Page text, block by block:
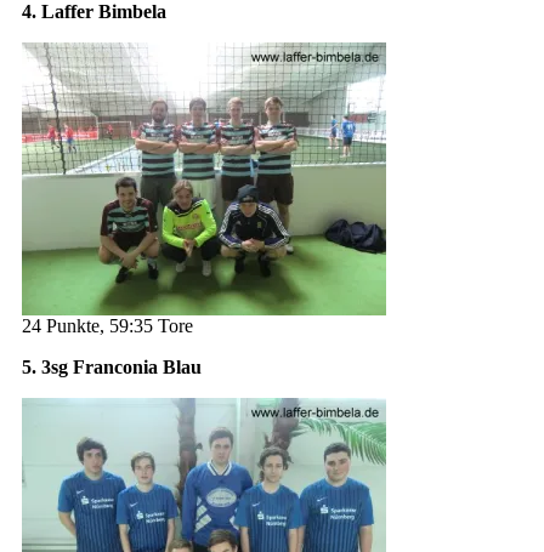
4. Laffer Bimbela
24 Punkte, 59:35 Tore
5. 3sg Franconia Blau